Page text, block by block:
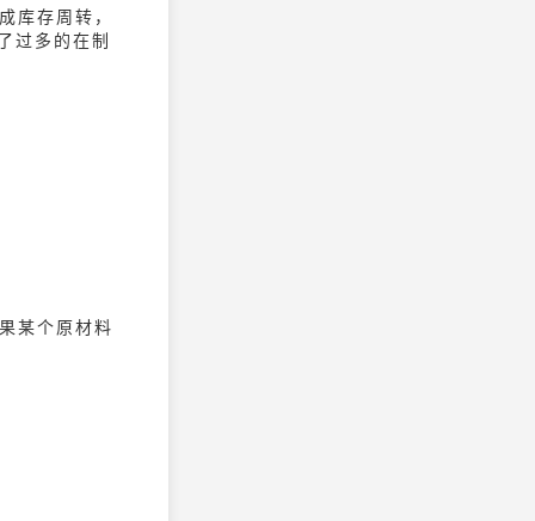
库存周转，
过多的在制
某个原材料